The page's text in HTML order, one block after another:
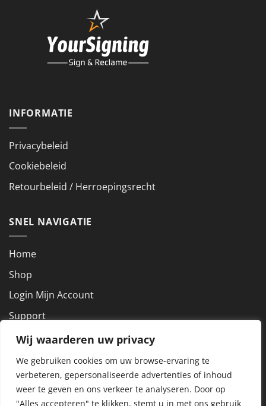
Wij waarderen uw privacy
We gebruiken cookies om uw browse-ervaring te
verbeteren, gepersonaliseerde advertenties of inhoud
weer te geven en ons verkeer te analyseren. Door op
"Alles accepteren" te klikken, stemt u in met ons gebruik
INFORMATIE
Privacybeleid
Cookiebeleid
Retourbeleid / Herroepingsrecht
SNEL NAVIGATIE
Home
Shop
Login Mijn Account
Support
NEEM CONTACT OP
KVK nummer: 72927801